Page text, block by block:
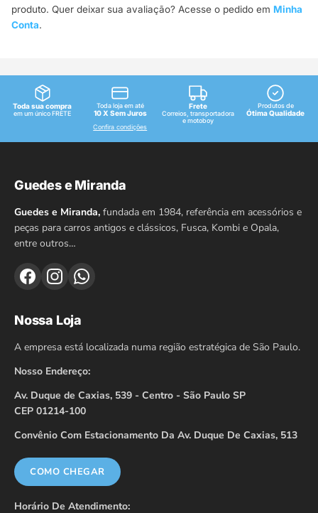
produto. Quer deixar sua avaliação? Acesse o pedido em Minha
Conta.
Toda sua compra
em um único FRETE
Toda loja em até
10 X Sem Juros
Confira condições
Frete
Correios, transportadora
e motoboy
Produtos de
Ótima Qualidade
Guedes e Miranda
Guedes e Miranda, fundada em 1984, referência em acessórios e
peças para carros antigos e clássicos, Fusca, Kombi e Opala,
entre outros…
Nossa Loja
A empresa está localizada numa região estratégica de São Paulo.
Nosso Endereço:
Av. Duque de Caxias, 539 - Centro - São Paulo SP
CEP 01214-100
Convênio Com Estacionamento Da Av. Duque De Caxias, 513
COMO CHEGAR
Horário De Atendimento: